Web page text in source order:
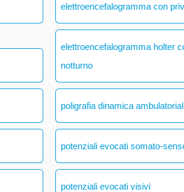
elettroencefalogramma con
elettroencefalogramma holter
notturno
poligrafia dinamica
potenziali evocati somato-
potenziali evocati visivi